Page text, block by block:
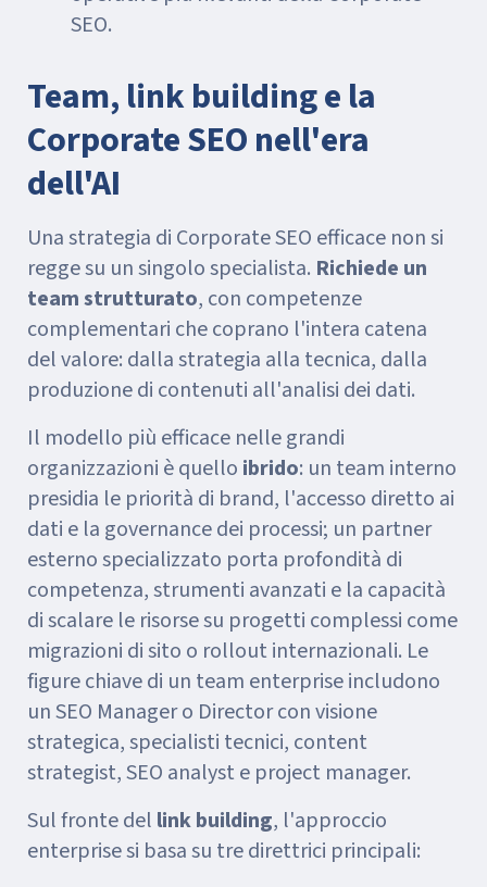
SEO.
Team, link building e la
Corporate SEO nell'era
dell'AI
Una strategia di Corporate SEO efficace non si
regge su un singolo specialista. Richiede un
team strutturato, con competenze
complementari che coprano l'intera catena
del valore: dalla strategia alla tecnica, dalla
produzione di contenuti all'analisi dei dati.
Il modello più efficace nelle grandi
organizzazioni è quello ibrido: un team interno
presidia le priorità di brand, l'accesso diretto ai
dati e la governance dei processi; un partner
esterno specializzato porta profondità di
competenza, strumenti avanzati e la capacità
di scalare le risorse su progetti complessi come
migrazioni di sito o rollout internazionali. Le
figure chiave di un team enterprise includono
un SEO Manager o Director con visione
strategica, specialisti tecnici, content
strategist, SEO analyst e project manager.
Sul fronte del link building, l'approccio
enterprise si basa su tre direttrici principali: